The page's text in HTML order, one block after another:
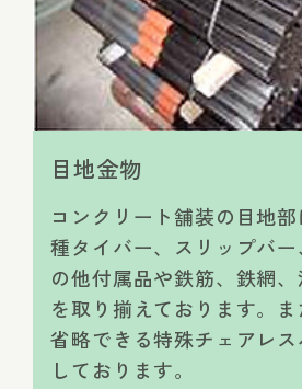
目地金物
コンクリート舗装の目地
種タイバー、スリップバ
の他付属品や鉄筋、鉄網
を取り揃えております。
省略できる特殊チェアレ
しております。